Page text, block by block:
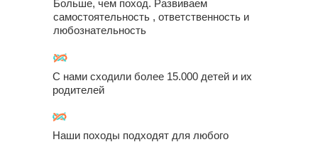
Больше, чем поход. Развиваем
самостоятельность , ответственность и
любознательность
С нами сходили более 15.000 детей и их
родителей
Наши походы подходят для любого